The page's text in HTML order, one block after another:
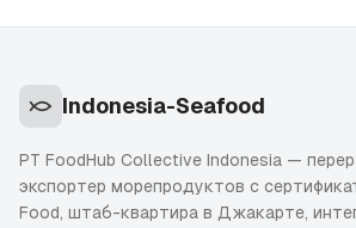
Indonesia-Seafood
PT FoodHub Collective Indonesia —
экспортер морепродуктов с
Food, штаб-квартира в Джакарте,